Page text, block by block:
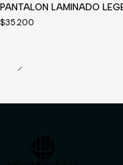
PANTALON LAMINADO
$35.200